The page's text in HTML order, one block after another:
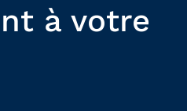
à votre